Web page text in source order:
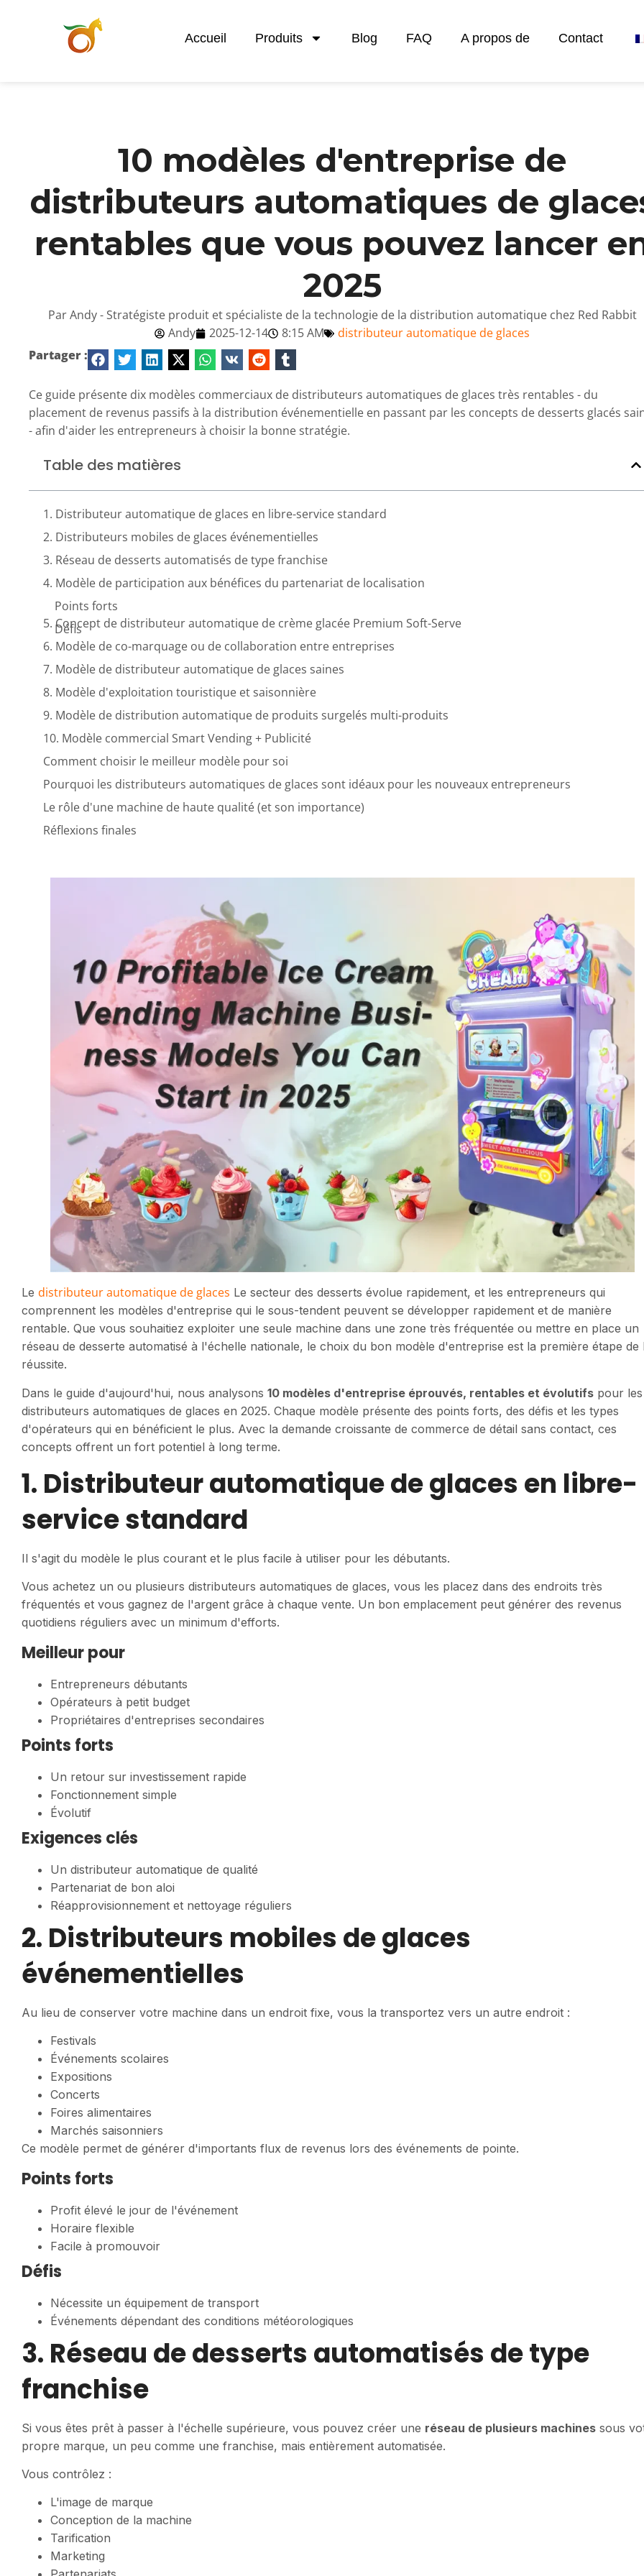
Accueil Produits Blog FAQ A propos de Contact
10 modèles d'entreprise de
distributeurs automatiques de
rentables que vous pouvez lancer
2025
Par Andy - Stratégiste produit et spécialiste de la technologie de la distribution automatique chez Red Rabbit
Andy
2025-12-14 8:15 AM
distributeur automatique de glaces
Partager :
Ce guide présente dix modèles commerciaux de distributeurs automatiques de glaces très rentables - du
placement de revenus passifs à la distribution événementielle en passant par les concepts de desserts glacés
- afin d'aider les entrepreneurs à choisir la bonne stratégie.
Table des matières
1. Distributeur automatique de glaces en libre-service standard
2. Distributeurs mobiles de glaces événementielles
3. Réseau de desserts automatisés de type franchise
4. Modèle de participation aux bénéfices du partenariat de localisation
Points forts
Défis
5. Concept de distributeur automatique de crème glacée Premium Soft-Serve
6. Modèle de co-marquage ou de collaboration entre entreprises
7. Modèle de distributeur automatique de glaces saines
8. Modèle d'exploitation touristique et saisonnière
9. Modèle de distribution automatique de produits surgelés multi-produits
10. Modèle commercial Smart Vending + Publicité
Comment choisir le meilleur modèle pour soi
Pourquoi les distributeurs automatiques de glaces sont idéaux pour les nouveaux entrepreneurs
Le rôle d'une machine de haute qualité (et son importance)
Réflexions finales
Le distributeur automatique de glaces Le secteur des desserts évolue rapidement, et les entrepreneurs qui
comprennent les modèles d'entreprise qui le sous-tendent peuvent se développer rapidement et de manière
rentable. Que vous souhaitiez exploiter une seule machine dans une zone très fréquentée ou mettre en place un
réseau de desserte automatisé à l'échelle nationale, le choix du bon modèle d'entreprise est la première étape de
réussite.
Dans le guide d'aujourd'hui, nous analysons 10 modèles d'entreprise éprouvés, rentables et évolutifs pour les
distributeurs automatiques de glaces en 2025. Chaque modèle présente des points forts, des défis et les types
d'opérateurs qui en bénéficient le plus. Avec la demande croissante de commerce de détail sans contact, ces
concepts offrent un fort potentiel à long terme.
1. Distributeur automatique de glaces en libre-
service standard
Il s'agit du modèle le plus courant et le plus facile à utiliser pour les débutants.
Vous achetez un ou plusieurs distributeurs automatiques de glaces, vous les placez dans des endroits très
fréquentés et vous gagnez de l'argent grâce à chaque vente. Un bon emplacement peut générer des revenus
quotidiens réguliers avec un minimum d'efforts.
Meilleur pour
Entrepreneurs débutants
Opérateurs à petit budget
Propriétaires d'entreprises secondaires
Points forts
Un retour sur investissement rapide
Fonctionnement simple
Évolutif
Exigences clés
Un distributeur automatique de qualité
Partenariat de bon aloi
Réapprovisionnement et nettoyage réguliers
2. Distributeurs mobiles de glaces
événementielles
Au lieu de conserver votre machine dans un endroit fixe, vous la transportez vers un autre endroit :
Festivals
Événements scolaires
Expositions
Concerts
Foires alimentaires
Marchés saisonniers
Ce modèle permet de générer d'importants flux de revenus lors des événements de pointe.
Points forts
Profit élevé le jour de l'événement
Horaire flexible
Facile à promouvoir
Défis
Nécessite un équipement de transport
Événements dépendant des conditions météorologiques
3. Réseau de desserts automatisés de type
franchise
Si vous êtes prêt à passer à l'échelle supérieure, vous pouvez créer une réseau de plusieurs machines sous
propre marque, un peu comme une franchise, mais entièrement automatisée.
Vous contrôlez :
L'image de marque
Conception de la machine
Tarification
Marketing